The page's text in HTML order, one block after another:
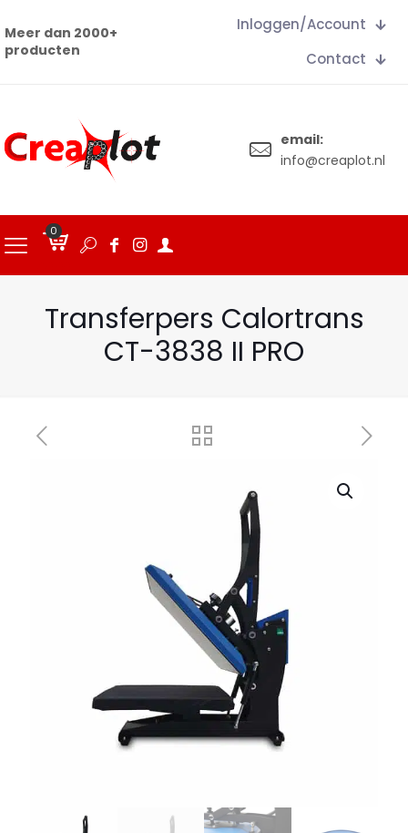
Meer dan 2000+
producten
Inloggen/Account
Contact
email:
info@creaplot.nl
0
Transferpers Calortrans
CT-3838 II PRO